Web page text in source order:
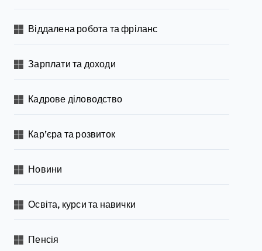
Віддалена робота та фріланс
Зарплати та доходи
Кадрове діловодство
Кар’єра та розвиток
Новини
Освіта, курси та навички
Пенсія